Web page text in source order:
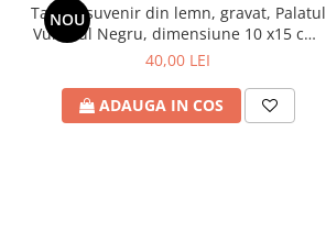
NOU
Tablou suvenir din lemn, gravat, Palatul
Vulturul Negru, dimensiune 10 x15 cm,
rama inclusa
40,00 LEI
ADAUGA IN COS